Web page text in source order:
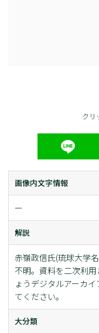
クリ
画像内文字情報
ー
解説
赤嶺政信氏(琉球大学
不明。資料を二次利
ょうデジタルアーカ
てください。
大分類